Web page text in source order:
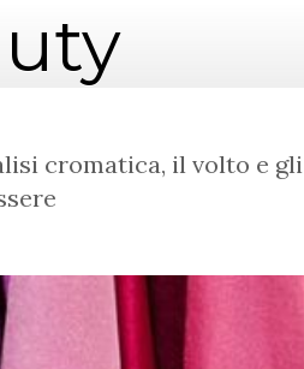
cromatica, il volto e gli